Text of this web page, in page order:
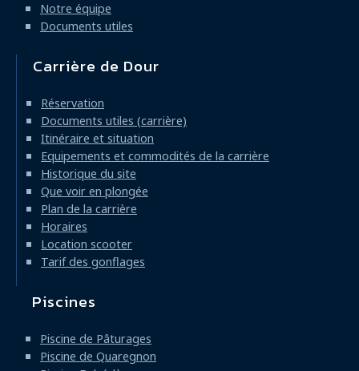
Notre équipe
Documents utiles
Carrière de Dour
Réservation
Documents utiles (carrière)
Itinéraire et situation
Equipements et commodités de la carrière
Historique du site
Que voir en plongée
Plan de la carrière
Horaires
Location scooter
Tarif des gonflages
Piscines
Piscine de Pâturages
Piscine de Quaregnon